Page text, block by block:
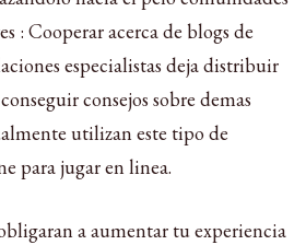
: Cooperar acerca de blogs de
especialistas deja distribuir
consejos sobre demas
utilizan este tipo de
para jugar en linea.
a aumentar tu experiencia